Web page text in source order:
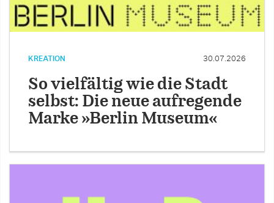
KREATION 30.07.2026
So vielfältig wie die Stadt
selbst: Die neue aufregende
Marke »Berlin Museum«